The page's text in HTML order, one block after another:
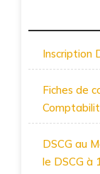
Inscription
Fiches de
DSCG au
le DSCG à